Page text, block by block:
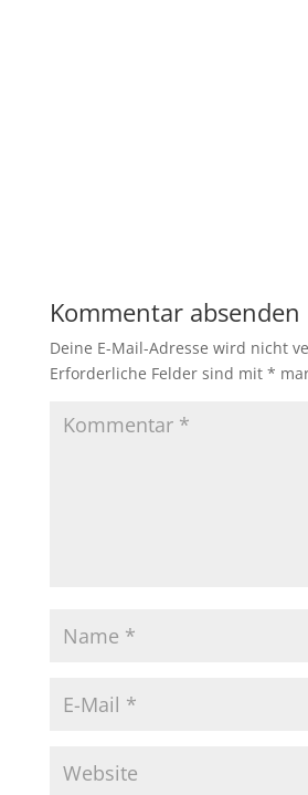
Kommentar absenden
Deine E-Mail-Adresse wird nicht
Erforderliche Felder sind mit *